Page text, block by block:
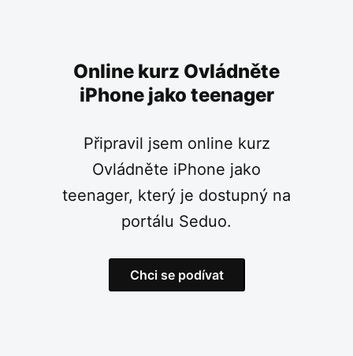
Online kurz Ovládněte
iPhone jako teenager
Připravil jsem online kurz
Ovládněte iPhone jako
teenager, který je dostupný na
portálu Seduo.
Chci se podívat